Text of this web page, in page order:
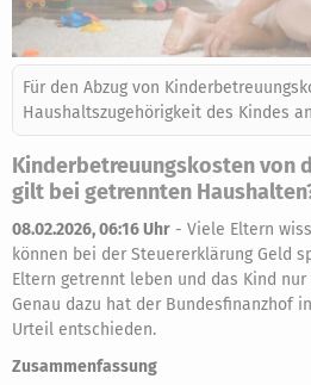
Für den Abzug von
Haushaltszugehörigkeit des Kindes
Kinderbetreuungskosten von
gilt bei getrennten
08.02.2026, 06:16 Uhr - Viele Eltern
können bei der Steuererklärung Geld
Eltern getrennt leben und das Kind
Genau dazu hat der Bundesfinanzhof
Urteil entschieden.
Zusammenfassung